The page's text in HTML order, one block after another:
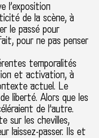
l’exposition
de la scène, à
le passé pour
pour ne pas penser
temporalités
et activation, à
actuel. Le
liberté. Alors que les
de l’autre.
sur les chevilles,
laissez-passer. Ils et